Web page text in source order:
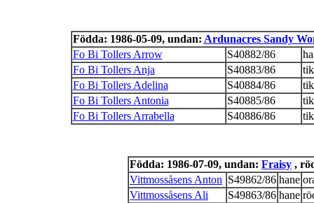
Födda: 1986-05-09, undan: Ardunacres Sandy
Fo Bi Tollers Arrow
S40882/86
Fo Bi Tollers Anja
S40883/86
tik
Fo Bi Tollers Adelina
S40884/86
tik
Fo Bi Tollers Antonia
S40885/86
tik
Fo Bi Tollers Arrabella
S40886/86 tik
Födda: 1986-07-09, undan: Fraisy ,
Vittmossåsens Anton S49862/86 hane
Vittmossåsens Ali
S49863/86 hane